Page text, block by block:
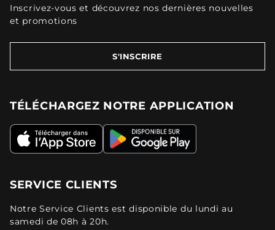
Inscrivez-vous et découvrez nos dernières nouvelles
et promotions
S'INSCRIRE
TÉLÉCHARGEZ NOTRE APPLICATION
SERVICE CLIENTS
Notre Service Clients est disponible du lundi au
samedi de 08h à 20h.